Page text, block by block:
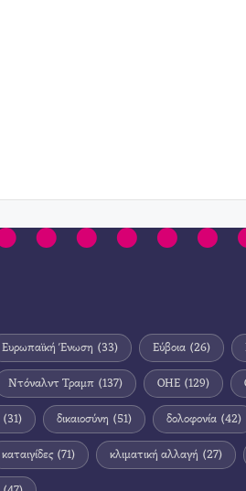
Ευρωπαϊκή Ένωση (33) Εύβοια (26)
Ντόναλντ Τραμπ (137) ΟΗΕ (129)
(31) δικαιοσύνη (51) δολοφονία (42)
καταιγίδες (71) κλιματική αλλαγή (27)